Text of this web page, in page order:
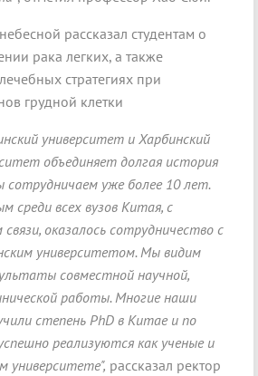
рассказал студентам о
рака легких, а также
стратегиях при
грудной клетки
университет и Харбинский
объединяет долгая история
уже более 10 лет.
среди всех вузов Китая, с
оказалось сотрудничество с
университетом. Мы видим
совместной научной,
работы. Многие наши
степень PhD в Китае и по
реализуются как ученые и
университете", рассказал ректор